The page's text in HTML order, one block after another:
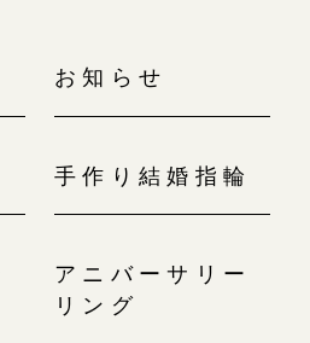
お知らせ
手作り結婚指輪
アニバーサリー
リング